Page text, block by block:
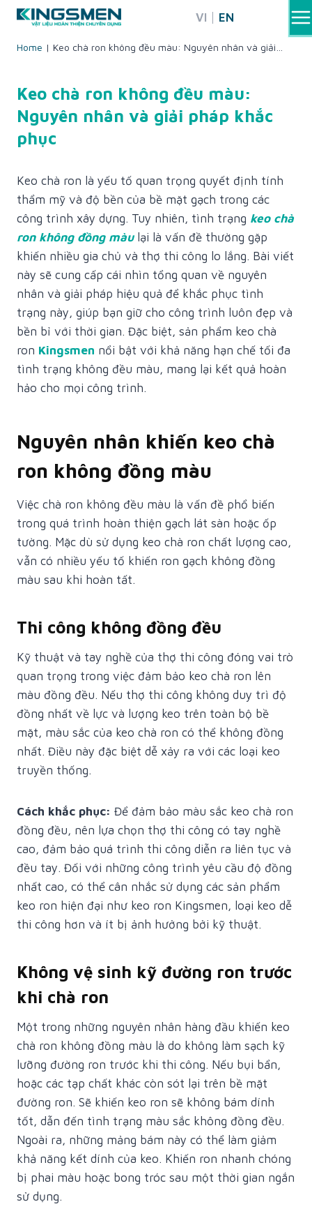
Skip
content
VI EN
Home | Keo chà ron không đều màu: Nguyên nhân và giải
Keo chà ron không đều màu:
Nguyên nhân và giải pháp khắc
phục
Keo chà ron là yếu tố quan trọng quyết định tính
thẩm mỹ và độ bền của bề mặt gạch trong các
công trình xây dựng. Tuy nhiên, tình trạng keo chà
ron không đồng màulại là vấn đề thường gặp
khiến nhiều gia chủ và thợ thi công lo lắng. Bài viết
này sẽ cung cấp cái nhìn tổng quan về nguyên
nhân và giải pháp hiệu quả để khắc phục tình
trạng này, giúp bạn giữ cho công trình luôn đẹp và
bền bỉ với thời gian. Đặc biệt, sản phẩm keo chà
ron Kingsmen nổi bật với khả năng hạn chế tối đa
tình trạng không đều màu, mang lại kết quả hoàn
hảo cho mọi công trình.
Nguyên nhân khiến keo chà
ron không đồng màu
Việc chà ron không đều màu là vấn đề phổ biến
trong quá trình hoàn thiện gạch lát sàn hoặc ốp
tường. Mặc dù sử dụng keo chà ron chất lượng cao,
vẫn có nhiều yếu tố khiến ron gạch không đồng
màu sau khi hoàn tất.
Thi công không đồng đều
Kỹ thuật và tay nghề của thợ thi công đóng vai trò
quan trọng trong việc đảm bảo keo chà ron lên
màu đồng đều. Nếu thợ thi công không duy trì độ
đồng nhất về lực và lượng keo trên toàn bộ bề
mặt, màu sắc của keo chà ron có thể không đồng
nhất. Điều này đặc biệt dễ xảy ra với các loại keo
truyền thống.
Cách khắc phục: Để đảm bảo màu sắc keo chà ron
đồng đều, nên lựa chọn thợ thi công có tay nghề
cao, đảm bảo quá trình thi công diễn ra liên tục và
đều tay. Đối với những công trình yêu cầu độ đồng
nhất cao, có thể cân nhắc sử dụng các sản phẩm
keo ron hiện đại như keo ron Kingsmen, loại keo dễ
thi công hơn và ít bị ảnh hưởng bởi kỹ thuật.
Không vệ sinh kỹ đường ron trước
khi chà ron
Một trong những nguyên nhân hàng đầu khiến keo
chà ron không đồng màu là do không làm sạch kỹ
lưỡng đường ron trước khi thi công. Nếu bụi bẩn,
hoặc các tạp chất khác còn sót lại trên bề mặt
đường ron. Sẽ khiến keo ron sẽ không bám dính
tốt, dẫn đến tình trạng màu sắc không đồng đều.
Ngoài ra, những mảng bám này có thể làm giảm
khả năng kết dính của keo. Khiến ron nhanh chóng
bị phai màu hoặc bong tróc sau một thời gian ngắn
sử dụng.